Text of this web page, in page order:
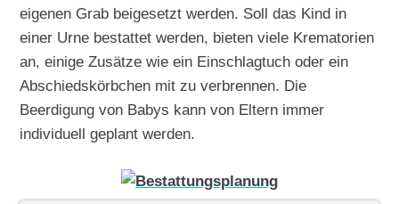
eigenen Grab beigesetzt werden. Soll das Kind in
einer Urne bestattet werden, bieten viele Krematorien
an, einige Zusätze wie ein Einschlagtuch oder ein
Abschiedskörbchen mit zu verbrennen. Die
Beerdigung von Babys kann von Eltern immer
individuell geplant werden.